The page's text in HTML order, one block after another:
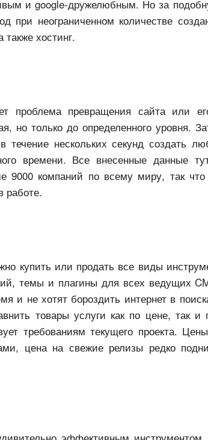
и google-дружелюбным. Но за
при неограниченном количестве
хостинг.
проблема превращения сайта или
но только до определенного уровня.
течение нескольких секунд создать
времени. Все внесенные данные
компаний по всему миру, так что
работе.
купить или продать все виды
темы и плагины для всех ведущих
и не хотят бороздить интернет в
товары услуги как по цене, так
требованиям текущего проекта.
цена на свежие релизы редко